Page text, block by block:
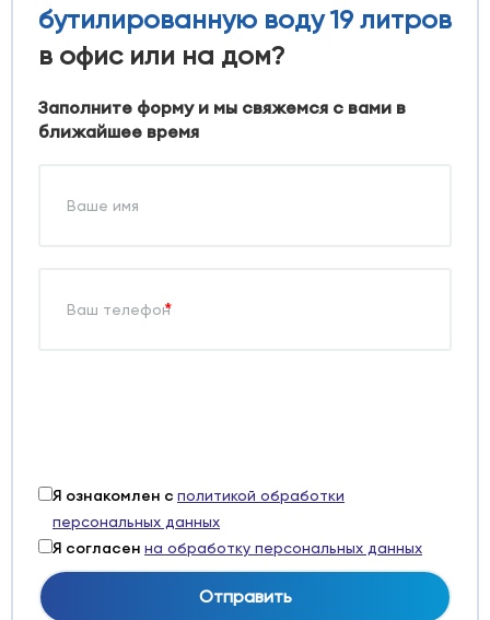
бутилированную воду 19 литров
в офис или на дом?
Заполните форму и мы свяжемся с вами в
ближайшее время
*
Я ознакомлен с политикой обработки
персональных данных
Я согласен на обработку персональных данных